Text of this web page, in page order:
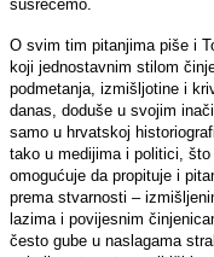
susrećemo.
O svim tim pitanjima piše i
koji jednostavnim stilom
podmetanja, izmišljotine i
danas, doduše u svojim
samo u hrvatskoj
tako u medijima i politici, što
omogućuje da propituje i
prema stvarnosti –
lazima i povijesnim
često gube u naslagama